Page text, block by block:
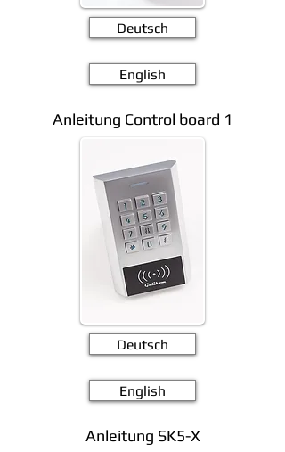
Deutsch
English
Anleitung Control board 1
Deutsch
English
Anleitung SK5-X